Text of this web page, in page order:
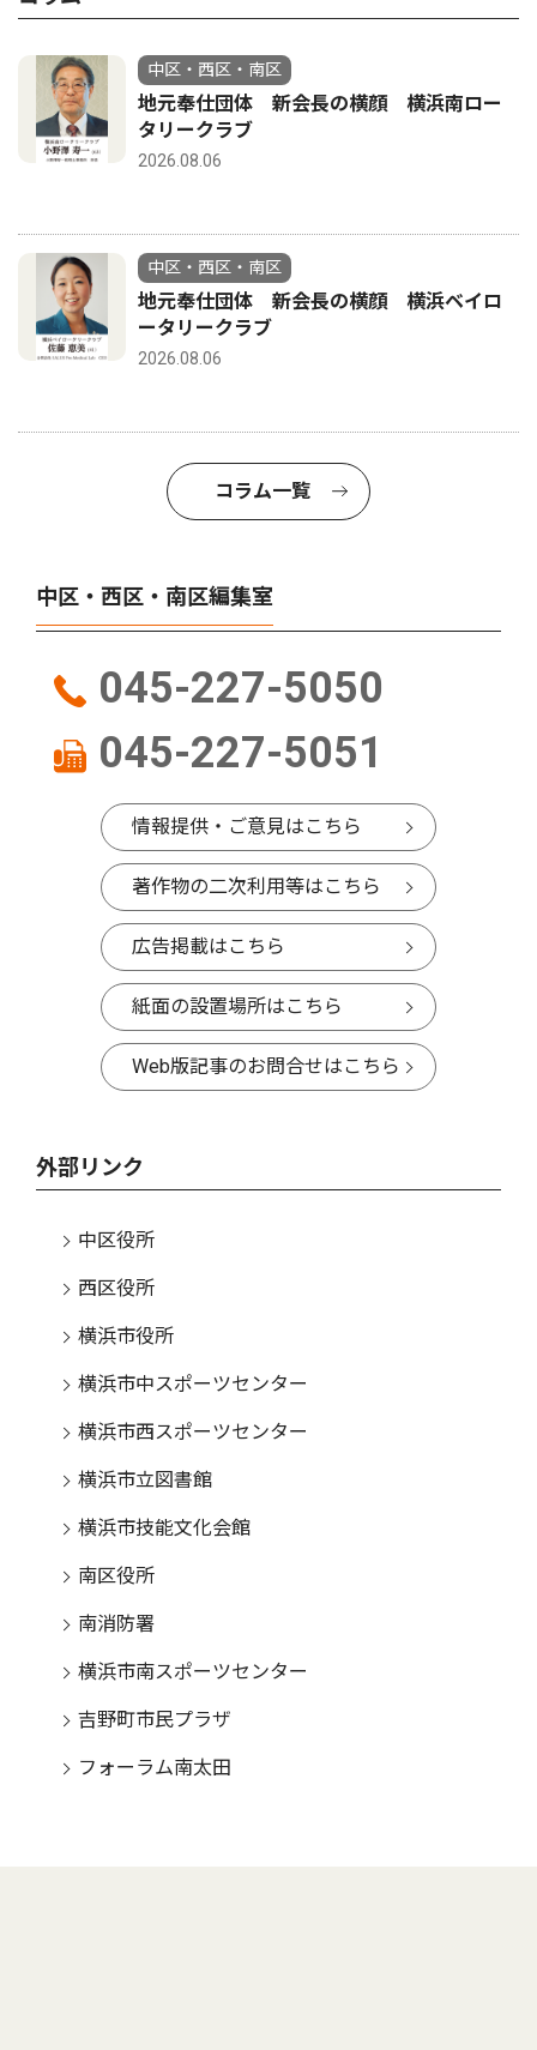
中区・西区・南区
地元奉仕団体 新会長の横顔 横浜南ロー
タリークラブ
2026.08.06
中区・西区・南区
地元奉仕団体 新会長の横顔 横浜ベイロ
ータリークラブ
2026.08.06
コラム一覧
中区・西区・南区編集室
045-227-5050
045-227-5051
情報提供・ご意見はこちら
著作物の二次利用等はこちら
広告掲載はこちら
紙面の設置場所はこちら
Web版記事のお問合せはこちら
外部リンク
中区役所
西区役所
横浜市役所
横浜市中スポーツセンター
横浜市西スポーツセンター
横浜市立図書館
横浜市技能文化会館
南区役所
南消防署
横浜市南スポーツセンター
吉野町市民プラザ
フォーラム南太田